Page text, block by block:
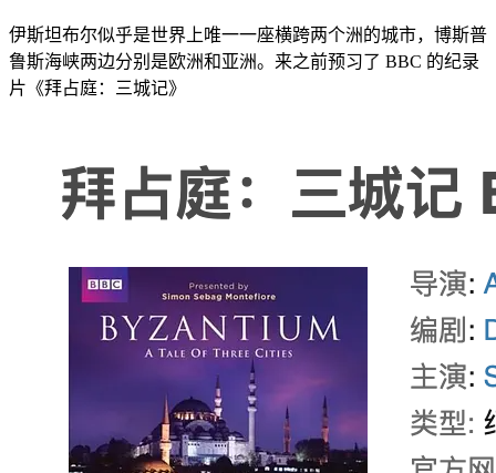
伊斯坦布尔似乎是世界上唯一一座横跨两个洲的城市，博斯普
鲁斯海峡两边分别是欧洲和亚洲。来之前预习了 BBC 的纪录
片《拜占庭：三城记》